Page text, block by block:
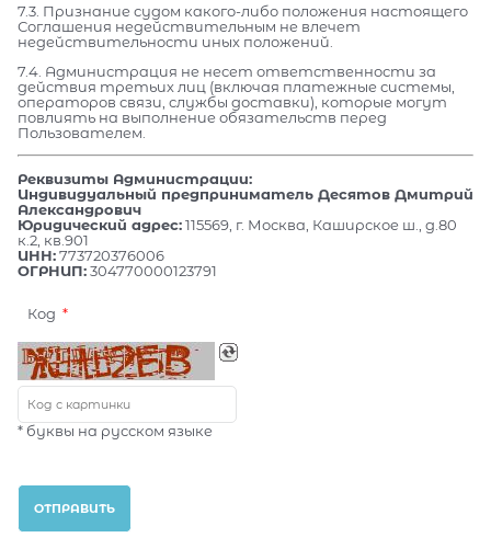
7.3. Признание судом какого-либо положения настоящего
Соглашения недействительным не влечет
недействительности иных положений.
7.4. Администрация не несет ответственности за
действия третьих лиц (включая платежные системы,
операторов связи, службы доставки), которые могут
повлиять на выполнение обязательств перед
Пользователем.
Реквизиты Администрации:
Индивидуальный предприниматель Десятов Дмитрий
Александрович
Юридический адрес:115569, г. Москва, Каширское ш., д.80
к.2, кв.901
ИНН:773720376006
ОГРНИП:304770000123791
Код
* буквы на русском языке